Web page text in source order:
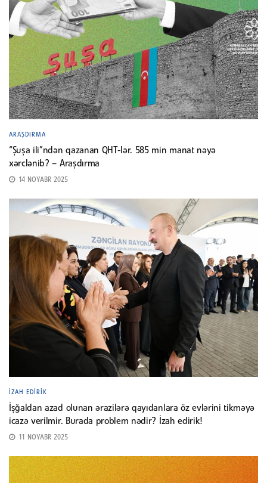
ARAŞDIRMA
“Şuşa ili”ndən qazanan QHT-lər. 585 min manat nəyə
xərclənib? – Araşdırma
14 NOYABR 2025
İZAH EDIRIK
İşğaldan azad olunan ərazilərə qayıdanlara öz evlərini tikməyə
icazə verilmir. Burada problem nədir? İzah edirik!
11 NOYABR 2025